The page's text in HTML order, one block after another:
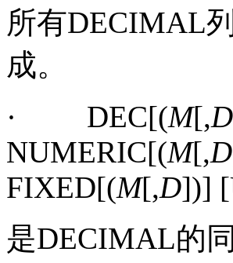
所有DECIMAL
成。
·
DEC[(M[,D
NUMERIC[(M[,D
FIXED[(M[,D])]
是DECIMAL的